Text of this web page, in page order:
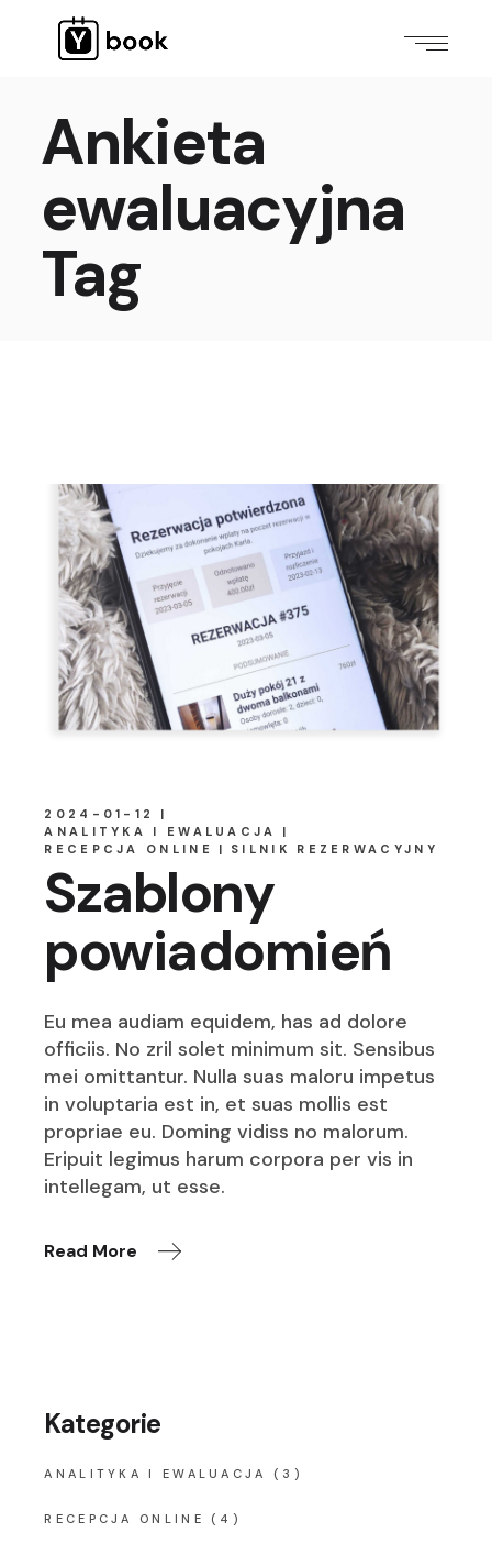
Ankieta
ewaluacyjna
Tag
2024-01-12
ANALITYKA I EWALUACJA
RECEPCJA ONLINE
SILNIK REZERWACYJNY
Szablony
powiadomień
Eu mea audiam equidem, has ad dolore
officiis. No zril solet minimum sit. Sensibus
mei omittantur. Nulla suas maloru impetus
in voluptaria est in, et suas mollis est
propriae eu. Doming vidiss no malorum.
Eripuit legimus harum corpora per vis in
intellegam, ut esse.
Read More
Kategorie
ANALITYKA I EWALUACJA (3)
RECEPCJA ONLINE (4)